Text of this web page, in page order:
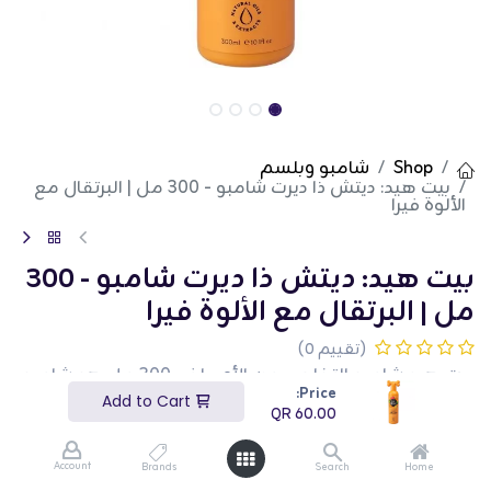
Price:
60.00
Home
Search
Brands
Account
Shop شامبو وبلسم
بيت هيد: ديتش ذا ديرت شامبو - 300 مل | البرتقال مع
الألوة فيرا
بيت هيد: ديتش ذا ديرت شامبو - 300
مل | البرتقال مع الألوة فيرا
(تقييم 0)
بيت هيد شامبو التخلص من الأوساخ - 300 مل هو شامبو
قوي وفعال مصمم لإزالة الأوساخ والروائح من معطف
حيوانك الأليف. ينظف هذا الشامبو بوزن 300 مل وينعش
المعطف، مما يجعله منعشًا ونظيفًا. إنه مثالي للاستخدام
المنتظم ويساعد في الحفاظ على معطف صحي ولامع.
هذا المنتج مثالي لأصحاب الحيوانات الأليفة الذين يبحثون
عن حل سريع وفعال للحفاظ على نظافة حيواناتهم